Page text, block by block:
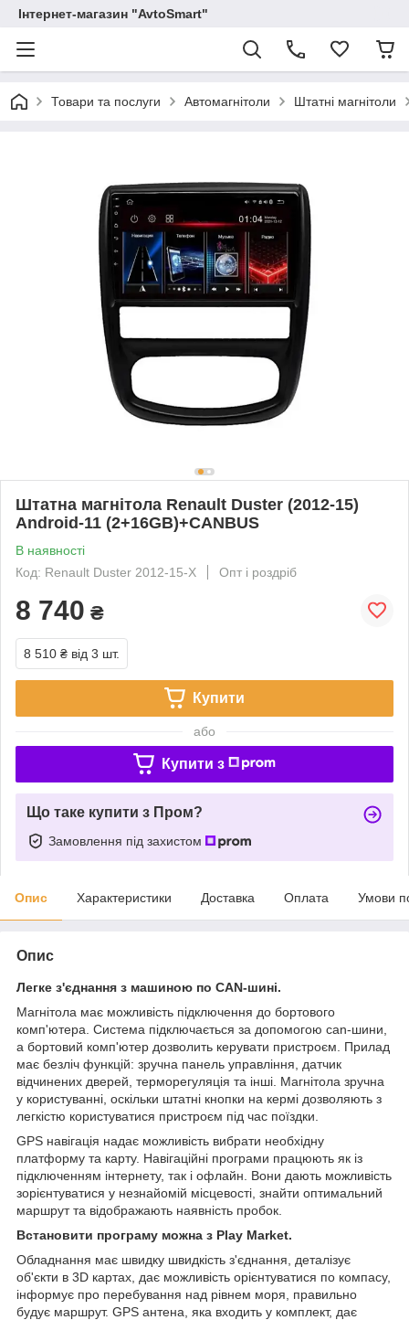
Інтернет-магазин "AvtoSmart"
Товари та послуги Автомагнітоли Штатні магнітоли
Штатна магнітола Renault Duster (2012-15)
Android-11 (2+16GB)+CANBUS
В наявності
Код: Renault Duster 2012-15-X
Опт і роздріб
8 740 ₴
8 510 ₴ від 3 шт.
Купити
або
Купити з
Що таке купити з Пром?
Замовлення під захистом
Опис Характеристики Доставка Оплата Умови
Опис
Легке з'єднання з машиною по CAN-шині.
Магнітола має можливість підключення до бортового
комп'ютера. Система підключається за допомогою can-шини,
а бортовий комп'ютер дозволить керувати пристроєм. Прилад
має безліч функцій: зручна панель управління, датчик
відчинених дверей, терморегуляція та інші. Магнітола зручна
у користуванні, оскільки штатні кнопки на кермі дозволяють з
легкістю користуватися пристроєм під час поїздки.
GPS навігація надає можливість вибрати необхідну
платформу та карту. Навігаційні програми працюють як із
підключенням інтернету, так і офлайн. Вони дають можливість
зорієнтуватися у незнайомій місцевості, знайти оптимальний
маршрут та відображають наявність пробок.
Встановити програму можна з Play Market.
Обладнання має швидку швидкість з'єднання, деталізує
об'єкти в 3D картах, дає можливість орієнтуватися по компасу,
інформує про перебування над рівнем моря, правильно
будує маршрут. GPS антена, яка входить у комплект, дає